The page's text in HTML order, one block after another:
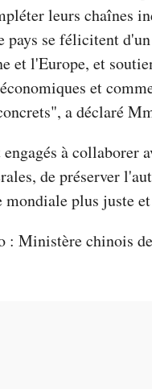
leurs chaînes
pays se félicitent
et l'Europe, et
et
a déclaré
engagés à
de préserver
mondiale plus juste
: Ministère chinois